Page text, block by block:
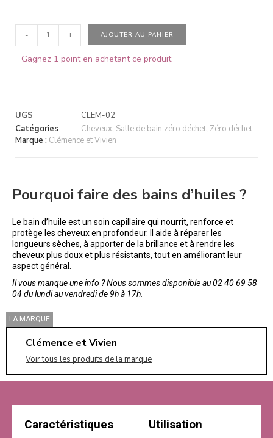
- + AJOUTER AU PANIER
Gagnez 1 point en achetant ce produit.
UGS
CLEM-02
Catégories
Cheveux, Salle de bain zéro déchet, Zéro déchet
Marque : Clémence et Vivien
Pourquoi faire des bains d’huiles ?
Le bain d’huile est un soin capillaire qui nourrit, renforce et
protège les cheveux en profondeur. Il aide à réparer les
longueurs sèches, à apporter de la brillance et à rendre les
cheveux plus doux et plus résistants, tout en améliorant leur
aspect général.
Il vous manque une info ? Nous sommes disponible au 02 40 69 58
04 du lundi au vendredi de 9h à 17h.
LA MARQUE
Clémence et Vivien
Voir tous les produits de la marque
Caractéristiques Utilisation